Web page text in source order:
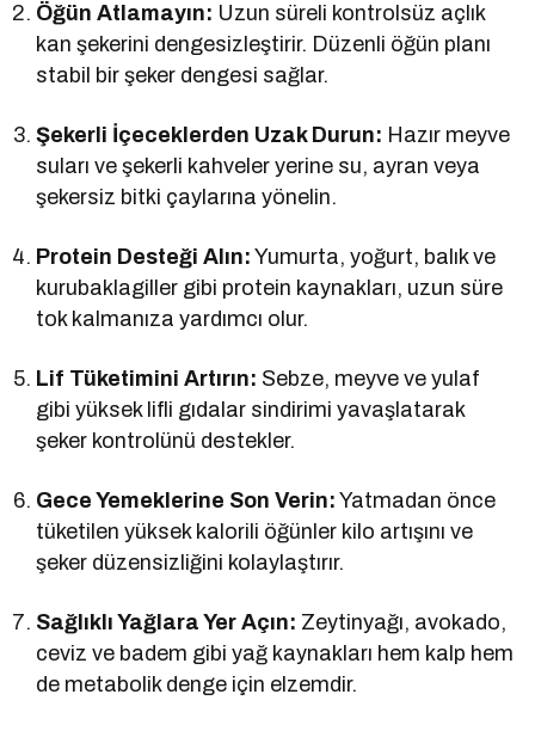
Öğün Atlamayın: Uzun süreli kontrolsüz açlık
kan şekerini dengesizleştirir. Düzenli öğün planı
stabil bir şeker dengesi sağlar.
Şekerli İçeceklerden Uzak Durun: Hazır meyve
suları ve şekerli kahveler yerine su, ayran veya
şekersiz bitki çaylarına yönelin.
Protein Desteği Alın: Yumurta, yoğurt, balık ve
kurubaklagiller gibi protein kaynakları, uzun süre
tok kalmanıza yardımcı olur.
Lif Tüketimini Artırın: Sebze, meyve ve yulaf
gibi yüksek lifli gıdalar sindirimi yavaşlatarak
şeker kontrolünü destekler.
Gece Yemeklerine Son Verin: Yatmadan önce
tüketilen yüksek kalorili öğünler kilo artışını ve
şeker düzensizliğini kolaylaştırır.
Sağlıklı Yağlara Yer Açın: Zeytinyağı, avokado,
ceviz ve badem gibi yağ kaynakları hem kalp hem
de metabolik denge için elzemdir.